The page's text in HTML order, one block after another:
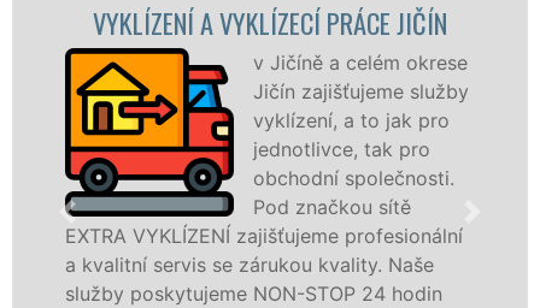
VYKLÍZECÍ PRÁCE JIČÍN
v Jičíně a celém okrese
Jičín zajišťujeme služby
vyklízení, a to jak pro
jednotlivce, tak pro
obchodní společnosti.
Pod značkou sítě
zajišťujeme profesionální
zárukou kvality. Naše
NON-STOP 24 hodin
VYKLÍZECÍ
v Jičíně a okolí.
fyzickým, tak
zárukou kvalitně